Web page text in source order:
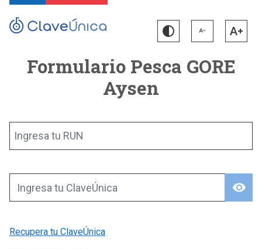
Formulario Pesca GORE
Aysen
Ingresa tu RUN
visibility
Ingresa tu ClaveÚnica
Recupera tu ClaveÚnica